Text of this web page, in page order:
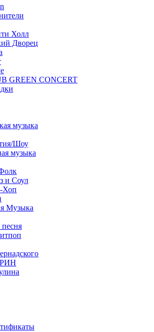
Холл
Дворец
GREEN CONCERT
музыка
Шоу
музыка
и Соул
Хоп
Музыка
песня